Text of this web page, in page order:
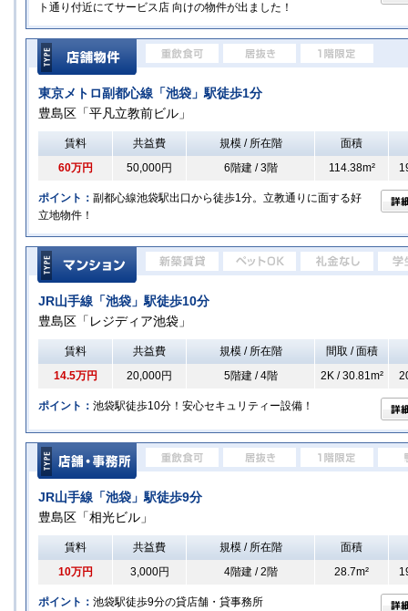
ト通り付近にてサービス店 向けの物件が出ました！
東京メトロ副都心線「池袋」駅徒歩1分
豊島区「平凡立教前ビル」
賃料 共益費 規模 / 所在階
面積
60万円
50,000円 6階建 / 3階 114.38m²
ポイント： 副都心線池袋駅出口から徒歩1分。立教通りに面する好
立地物件！
JR山手線「池袋」駅徒歩10分
豊島区「レジディア池袋」
賃料 共益費 規模 / 所在階
間取 / 面積
14.5万円
20,000円 5階建 / 4階 2K / 30.81m²
ポイント： 池袋駅徒歩10分！安心セキュリティー設備！
JR山手線「池袋」駅徒歩9分
豊島区「相光ビル」
賃料 共益費 規模 / 所在階
面積
10万円
3,000円 4階建 / 2階 28.7m²
ポイント： 池袋駅徒歩9分の貸店舗・貸事務所